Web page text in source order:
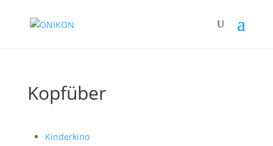
Kopfüber
Kinderkino